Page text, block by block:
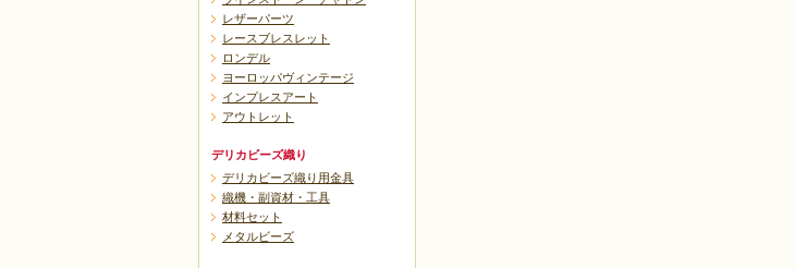
レザーパーツ
レースブレスレット
ロンデル
ヨーロッパヴィンテージ
インプレスアート
アウトレット
デリカビーズ織り
デリカビーズ織り用金具
織機・副資材・工具
材料セット
メタルビーズ